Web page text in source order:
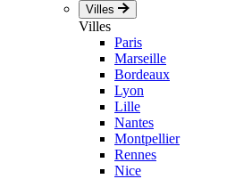
Villes
Villes
Paris
Marseille
Bordeaux
Lyon
Lille
Nantes
Montpellier
Rennes
Nice